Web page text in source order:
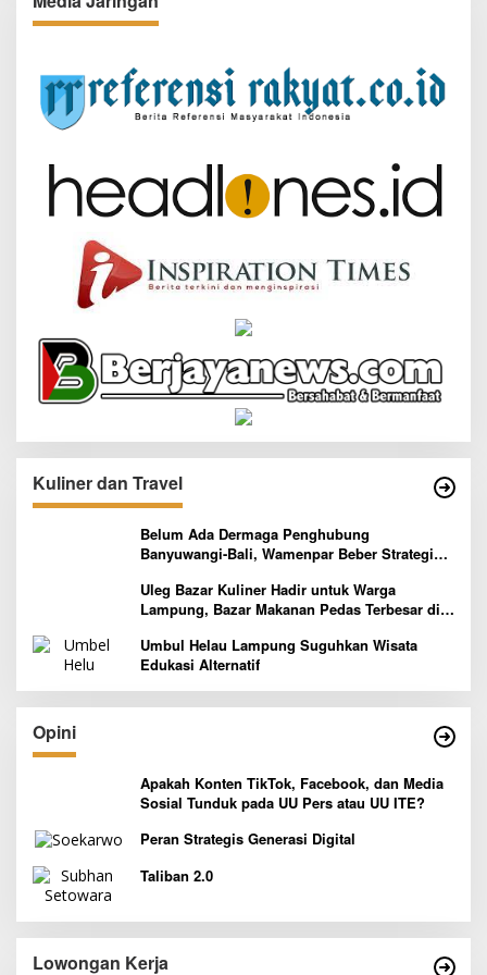
Kuliner dan Travel
Belum Ada Dermaga Penghubung
Banyuwangi-Bali, Wamenpar Beber Strategi
Uleg Bazar Kuliner Hadir untuk Warga
Lampung, Bazar Makanan Pedas Terbesar di
Umbul Helau Lampung Suguhkan Wisata
Edukasi Alternatif
Opini
Apakah Konten TikTok, Facebook, dan Media
Sosial Tunduk pada UU Pers atau UU ITE?
Peran Strategis Generasi Digital
Taliban 2.0
Lowongan Kerja